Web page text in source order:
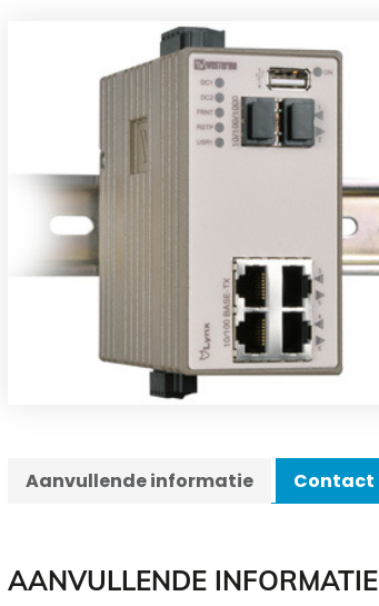
Aanvullende informatie Contact
AANVULLENDE INFORMATIE